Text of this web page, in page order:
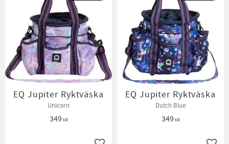
EQ Jupiter Ryktväska
Unicorn
349KR
EQ Jupiter Ryktväska
Dutch Blue
349KR